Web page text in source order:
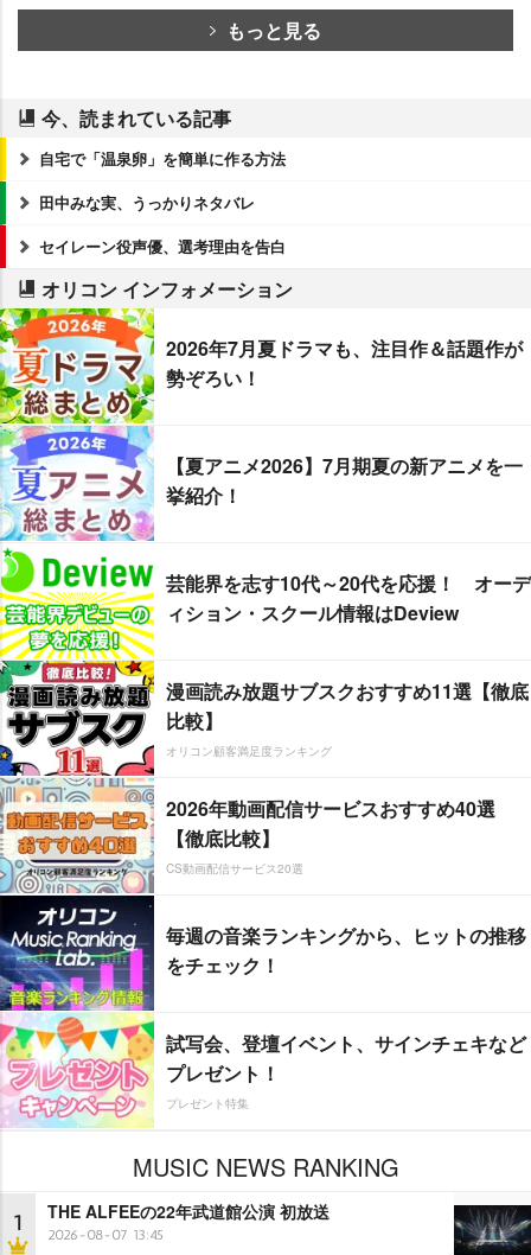
もっと見る
今、読まれている記事
自宅で「温泉卵」を簡単に作る方法
田中みな実、うっかりネタバレ
セイレーン役声優、選考理由を告白
オリコン インフォメーション
2026年7月夏ドラマも、注目作＆話題作が
勢ぞろい！
【夏アニメ2026】7月期夏の新アニメを一
挙紹介！
芸能界を志す10代～20代を応援！ オーデ
ィション・スクール情報はDeview
漫画読み放題サブスクおすすめ11選【徹底
比較】
オリコン顧客満足度ランキング
2026年動画配信サービスおすすめ40選
【徹底比較】
CS動画配信サービス20選
毎週の音楽ランキングから、ヒットの推移
をチェック！
試写会、登壇イベント、サインチェキなど
プレゼント！
プレゼント特集
MUSIC NEWS RANKING
1 THE ALFEEの22年武道館公演 初放送
2026-08-07 13:45